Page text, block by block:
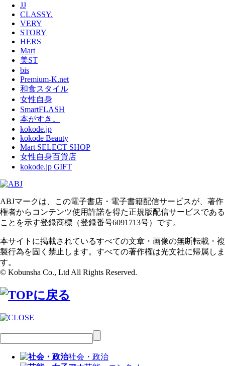
JJ
CLASSY.
VERY
STORY
HERS
Mart
美ST
bis
Premium-K.net
和食スタイル
女性自身
SmartFLASH
本がすき。
kokode.jp
kokode Beauty
Mart SELECT SHOP
女性自身百貨店
kokode.jp GIFT
ABJマークは、この電子書店・電子書籍配信サービスが、著作
権者からコンテンツ使用許諾を得た正規版配信サービスである
ことを示す登録商標（登録番号6091713号）です。
本サイトに掲載されているすべての文章・画像の無断転載・複
製行為を固く禁止します。すべての著作権は光文社に帰属しま
す。
© Kobunsha Co., Ltd All Rights Reserved.
社会・政治